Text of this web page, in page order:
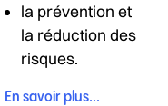
la prévention et
la réduction des
risques.
En savoir plus...